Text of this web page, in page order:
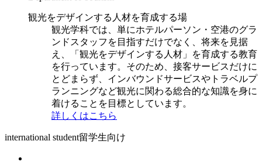
観光をデザインする人材を育成する場
観光学科では、単にホテルパーソン・空港のグラ
ンドスタッフを目指すだけでなく、将来を見据
え、「観光をデザインする人材」を育成する教育
を行っています。そのため、接客サービスだけに
とどまらず、インバウンドサービスやトラベルプ
ランニングなど観光に関わる総合的な知識を身に
着けることを目標としています。
詳しくはこちら
international student留学生向け